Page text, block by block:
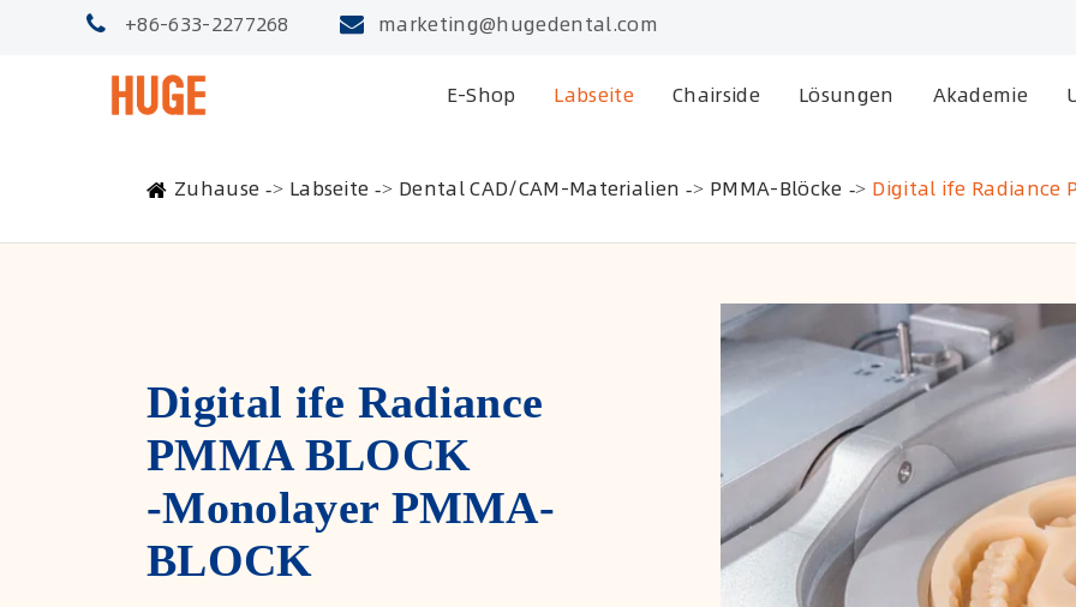
+86-633-2277268 marketing@hugedental.com
E-Shop Labseite Chairside Lösungen Akademie
Zuhause Labseite Dental CAD/CAM-Materialien PMMA-Blöcke Digital ife Radiance
Digital ife Radiance
PMMA BLOCK
-Monolayer PMMA-
BLOCK